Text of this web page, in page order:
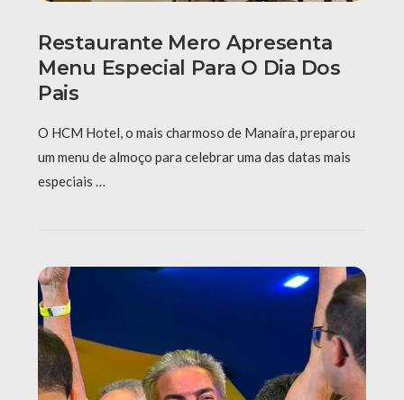
Restaurante Mero Apresenta
Menu Especial Para O Dia Dos
Pais
O HCM Hotel, o mais charmoso de Manaíra, preparou
um menu de almoço para celebrar uma das datas mais
especiais …